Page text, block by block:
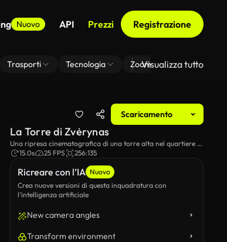
Nuovo API Prezzi Registrazione
Trasporti Tecnologia Zoom Di Sfondo Virtuale
Visualizza tutto
Scaricamento
Ricreare con l’IA Nuovo
Crea nuove versioni di questa inquadratura con
l’intelligenza artificiale
New camera angles
Transform environment
La Torre di Zvėrynas
Una ripresa cinematografica di una torre alta nel quartiere di
Žvėrynas a Vilnius, Lituania.
15.0s 25 FPS 256:135